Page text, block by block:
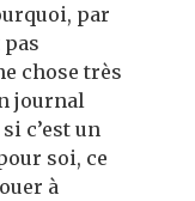
par
pas
chose très
journal
c’est un
soi, ce
à